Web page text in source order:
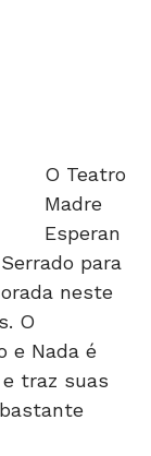
Madre
Esperan
para
neste
O
Nada é
traz suas